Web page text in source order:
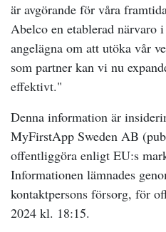
är avgörande för våra
Abelco en etablerad närvaro
angelägna om att utöka vår
som partner kan vi nu
effektivt."
Denna information är
MyFirstApp Sweden AB
offentliggöra enligt EU:s
Informationen lämnades
kontaktpersons försorg, för
2024 kl. 18:15.